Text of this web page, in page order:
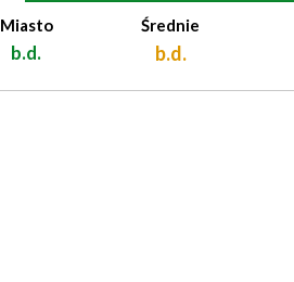
Miasto
b.d.
Średnie
b.d.